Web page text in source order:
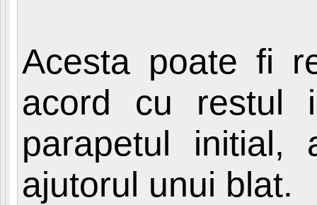
Acesta poate fi
acord cu restul
parapetul initial,
ajutorul unui blat.